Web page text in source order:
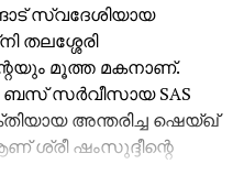
സ്വദേശിയായ
തലശ്ശേരി
മൂത്ത മകനാണ്.
സർവീസായ SAS
അന്തരിച്ച ഷെയ്ഖ്
ഷംസുദ്ദീന്റെ